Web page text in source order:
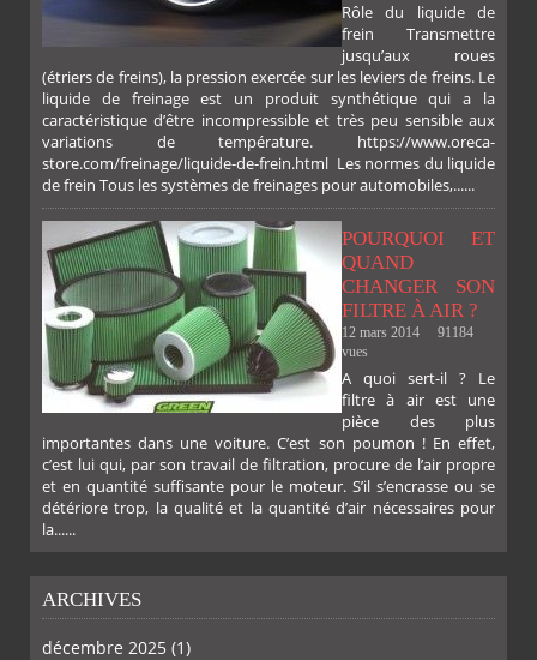
PLUS
TWITTERGOOGLEPINTEREST
Rôle du liquide de
frein Transmettre
jusqu’aux roues
(étriers de freins), la pression exercée sur les leviers de freins. Le
liquide de freinage est un produit synthétique qui a la
caractéristique d’être incompressible et très peu sensible aux
variations de température. https://www.oreca-
store.com/freinage/liquide-de-frein.html Les normes du liquide
de frein Tous les systèmes de freinages pour automobiles,......
POURQUOI ET
QUAND
CHANGER SON
FILTRE À AIR ?
12 mars 2014
91184
vues
A quoi sert-il ? Le
filtre à air est une
pièce des plus
importantes dans une voiture. C’est son poumon ! En effet,
c’est lui qui, par son travail de filtration, procure de l’air propre
et en quantité suffisante pour le moteur. S’il s’encrasse ou se
détériore trop, la qualité et la quantité d’air nécessaires pour
la......
ARCHIVES
décembre 2025 (1)